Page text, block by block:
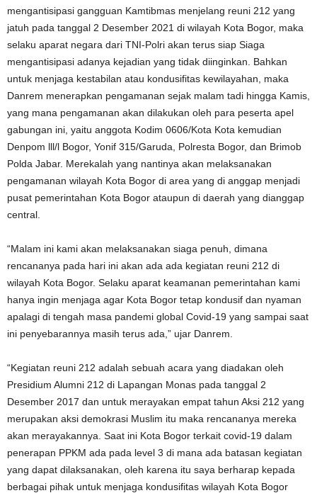
mengantisipasi gangguan Kamtibmas menjelang reuni 212 yang
jatuh pada tanggal 2 Desember 2021 di wilayah Kota Bogor, maka
selaku aparat negara dari TNI-Polri akan terus siap Siaga
mengantisipasi adanya kejadian yang tidak diinginkan. Bahkan
untuk menjaga kestabilan atau kondusifitas kewilayahan, maka
Danrem menerapkan pengamanan sejak malam tadi hingga Kamis,
yang mana pengamanan akan dilakukan oleh para peserta apel
gabungan ini, yaitu anggota Kodim 0606/Kota Kota kemudian
Denpom lll/l Bogor, Yonif 315/Garuda, Polresta Bogor, dan Brimob
Polda Jabar. Merekalah yang nantinya akan melaksanakan
pengamanan wilayah Kota Bogor di area yang di anggap menjadi
pusat pemerintahan Kota Bogor ataupun di daerah yang dianggap
central.
“Malam ini kami akan melaksanakan siaga penuh, dimana
rencananya pada hari ini akan ada ada kegiatan reuni 212 di
wilayah Kota Bogor. Selaku aparat keamanan pemerintahan kami
hanya ingin menjaga agar Kota Bogor tetap kondusif dan nyaman
apalagi di tengah masa pandemi global Covid-19 yang sampai saat
ini penyebarannya masih terus ada,” ujar Danrem.
“Kegiatan reuni 212 adalah sebuah acara yang diadakan oleh
Presidium Alumni 212 di Lapangan Monas pada tanggal 2
Desember 2017 dan untuk merayakan empat tahun Aksi 212 yang
merupakan aksi demokrasi Muslim itu maka rencananya mereka
akan merayakannya. Saat ini Kota Bogor terkait covid-19 dalam
penerapan PPKM ada pada level 3 di mana ada batasan kegiatan
yang dapat dilaksanakan, oleh karena itu saya berharap kepada
berbagai pihak untuk menjaga kondusifitas wilayah Kota Bogor